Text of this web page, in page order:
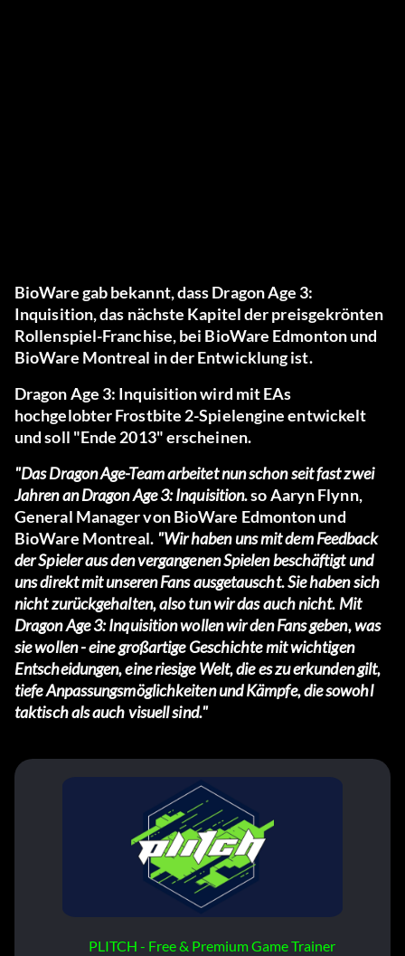
BioWare gab bekannt, dass Dragon Age 3:
Inquisition, das nächste Kapitel der preisgekrönten
Rollenspiel-Franchise, bei BioWare Edmonton und
BioWare Montreal in der Entwicklung ist.
Dragon Age 3: Inquisition wird mit EAs
hochgelobter Frostbite 2-Spielengine entwickelt
und soll "Ende 2013" erscheinen.
"Das Dragon Age-Team arbeitet nun schon seit fast zwei
Jahren an Dragon Age 3: Inquisition.so Aaryn Flynn,
General Manager von BioWare Edmonton und
BioWare Montreal. "Wir haben uns mit dem Feedback
der Spieler aus den vergangenen Spielen beschäftigt und
uns direkt mit unseren Fans ausgetauscht. Sie haben sich
nicht zurückgehalten, also tun wir das auch nicht. Mit
Dragon Age 3: Inquisition wollen wir den Fans geben, was
sie wollen - eine großartige Geschichte mit wichtigen
Entscheidungen, eine riesige Welt, die es zu erkunden gilt,
tiefe Anpassungsmöglichkeiten und Kämpfe, die sowohl
taktisch als auch visuell sind."
PLITCH - Free & Premium Game Trainer